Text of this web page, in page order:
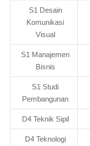
S1 Desain
Komunikasi
Visual
S1 Manajemen
Bisnis
S1 Studi
Pembangunan
D4 Teknik Sipil
D4 Teknologi